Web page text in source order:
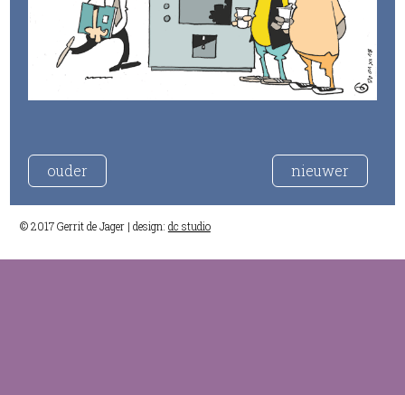
ouder nieuwer
© 2017 Gerrit de Jager | design: dc studio